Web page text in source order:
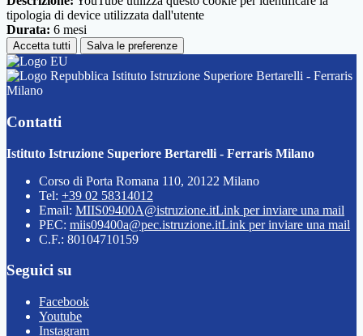
tipologia di device utilizzata dall'utente
Durata: 6 mesi
Accetta tutti Salva le preferenze
Istituto Istruzione Superiore Bertarelli - Ferraris
Milano
Contatti
Istituto Istruzione Superiore Bertarelli - Ferraris Milano
Corso di Porta Romana 110, 20122 Milano
Tel: +39 02 58314012
Email: MIIS09400A@istruzione.itLink per inviare una mail
PEC: miis09400a@pec.istruzione.itLink per inviare una mail
C.F.: 80104710159
Seguici su
Facebook
Youtube
Instagram